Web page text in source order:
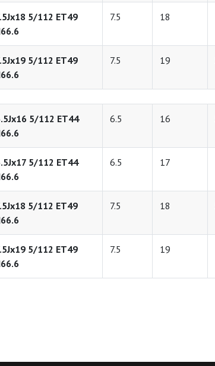
5/112 ET49
7.5 18
5/112 ET49
7.5 19
5/112 ET44
6.5 16
5/112 ET44
6.5 17
5/112 ET49
7.5 18
5/112 ET49
7.5 19